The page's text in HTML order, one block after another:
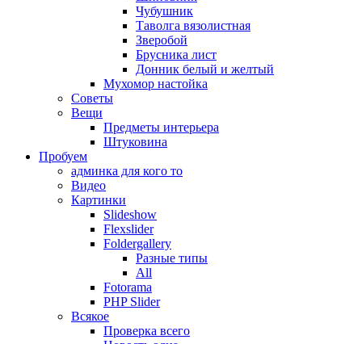
Чубушник
Таволга вязолистная
Зверобой
Брусника лист
Донник белый и желтый
Мухомор настойка
Советы
Вещи
Предметы интерьера
Штуковина
Пробуем
админка для кого то
Видео
Картинки
Slideshow
Flexslider
Foldergallery
Разные типы
All
Fotorama
PHP Slider
Всякое
Проверка всего